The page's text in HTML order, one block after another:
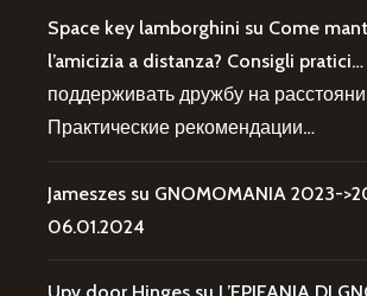
Space key lamborghini su Come
l’amicizia a distanza? Consigli
поддерживать дружбу на
Практические рекомендации…
Jameszes su GNOMOMANIA 2023-
06.01.2024